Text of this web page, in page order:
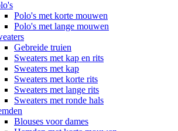
Polo's met korte mouwen
Polo's met lange mouwen
Gebreide truien
Sweaters met kap en rits
Sweaters met kap
Sweaters met korte rits
Sweaters met lange rits
Sweaters met ronde hals
Blouses voor dames